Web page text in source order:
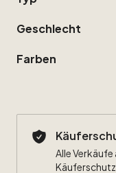
Geschlecht
Farben
Alle